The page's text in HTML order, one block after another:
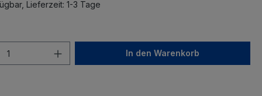
Lieferzeit: 1-3 Tage
In den Warenkorb